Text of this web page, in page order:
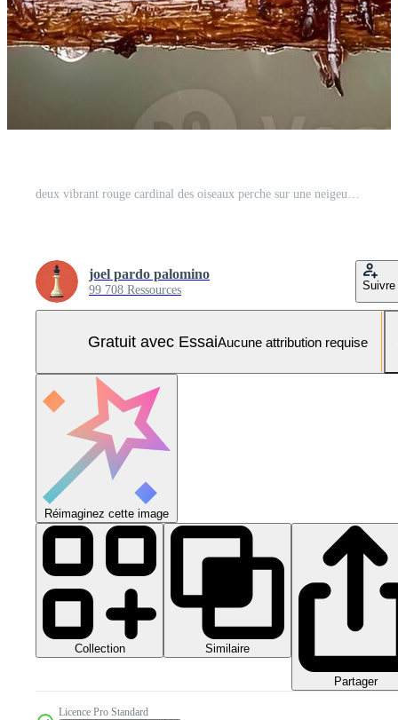
deux vibrant rouge cardinal des oiseaux perche sur une neigeux pin branche pendant une doux hiver chute de neige Photo Pro
joel pardo palomino
99 708 Ressources Suivre
Gratuit avec EssaiAucune attribution requise
Réimaginez cette image
Collection Similaire
Partager
Licence Pro Standard